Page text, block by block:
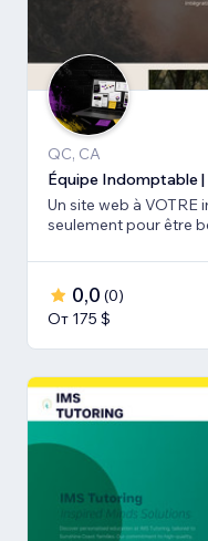
QC, CA
Équipe Indomptable
Un site web à VOTRE
seulement pour être
0,0 (0)
От 175 $